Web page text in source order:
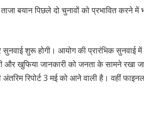
बयान पिछले दो चुनावों को प्रभावित करने
शुरू होगी। आयोग की प्रारंभिक सुनवाई में
और खुफिया जानकारी को जनता के सामने रखा
अंतरिम रिपोर्ट 3 मई को आने वाली है। वहीं